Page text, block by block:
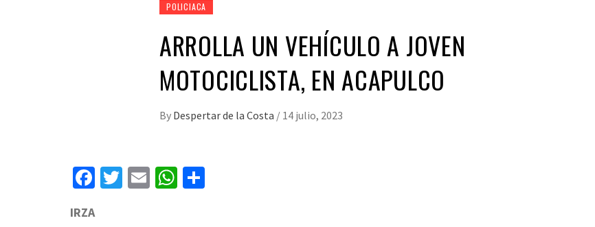
POLICIACA
ARROLLA UN VEHÍCULO A JOVEN
MOTOCICLISTA, EN ACAPULCO
By Despertar de la Costa / 14 julio, 2023
Facebook
Twitter
EmailWhatsApp
IRZA